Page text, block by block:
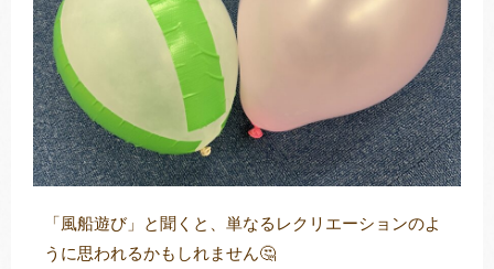
「風船遊び」と聞くと、単なるレクリエーションのよ
うに思われるかもしれません🤔